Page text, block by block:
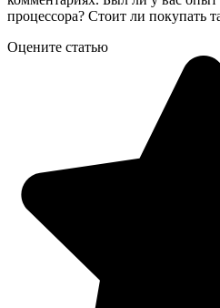
процессора? Стоит ли покупать
Оцените статью